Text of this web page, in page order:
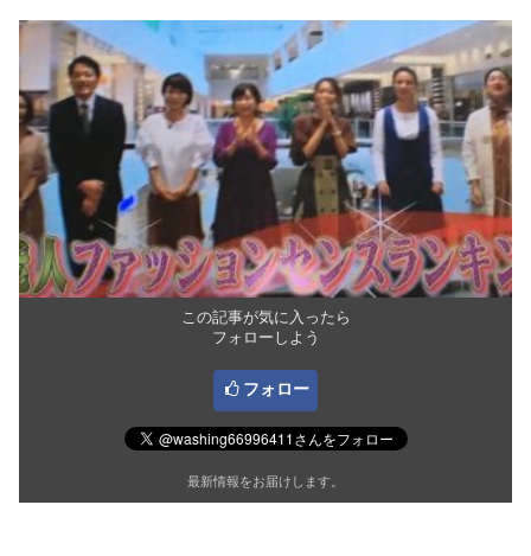
この記事が気に入ったら
フォローしよう
フォロー
最新情報をお届けします。